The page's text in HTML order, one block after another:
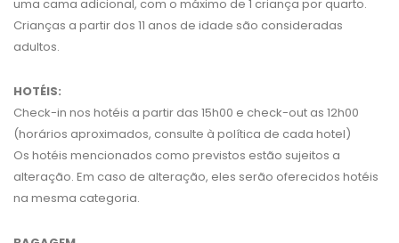
uma cama adicional, com o máximo de 1 criança por quarto.
Crianças a partir dos 11 anos de idade são consideradas
adultos.
HOTÉIS:
Check-in nos hotéis a partir das 15h00 e check-out as 12h00
(horários aproximados, consulte à política de cada hotel)
Os hotéis mencionados como previstos estão sujeitos a
alteração. Em caso de alteração, eles serão oferecidos hotéis
na mesma categoria.